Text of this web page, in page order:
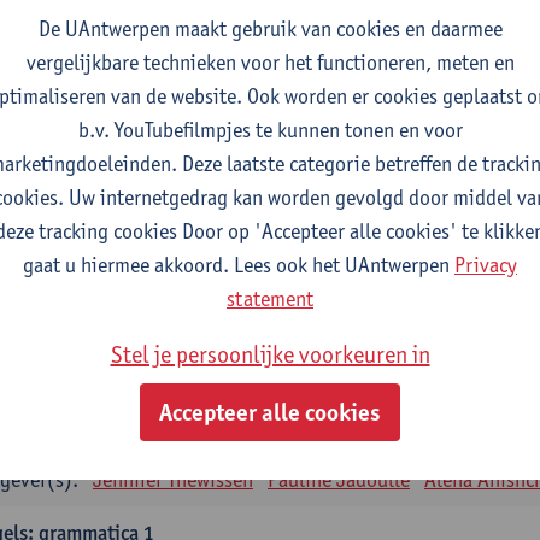
studiepunten
Remco Sleiderink
tot de algemene taalwetenschap
2E SEM
studiepunten
Astrid De Wit Peter Petré
verplichte opleidingsonderdelen
Marilize Pretorius Alena Anishchanka
Taalbeheersing 2
2E SEM
Jennifer Thewissen Pauline Jadoulle Alena
grammatica 1
De UAntwerpen maakt gebruik van cookies en daarmee
vergelijkbare technieken voor het functioneren, meten en
van de website. Ook worden er cookies geplaatst
b.v. YouTubefilmpjes te kunnen tonen en voor
Deze laatste categorie betreffen de
Uw internetgedrag kan worden gevolgd door middel
tracking cookies Door op 'Accepteer alle cookies' te
gaat u hiermee akkoord. Lees ook het UAntwerpen Privacy
statement
Stel je persoonlijke voorkeuren in
Accepteer alle cookies